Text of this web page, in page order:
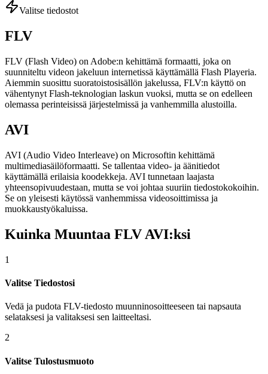
Valitse tiedostot
FLV
FLV (Flash Video) on Adobe:n kehittämä formaatti, joka on
suunniteltu videon jakeluun internetissä käyttämällä Flash Playeria.
Aiemmin suosittu suoratoistosisällön jakelussa, FLV:n käyttö on
vähentynyt Flash-teknologian laskun vuoksi, mutta se on edelleen
olemassa perinteisissä järjestelmissä ja vanhemmilla alustoilla.
AVI
AVI (Audio Video Interleave) on Microsoftin kehittämä
multimediasäilöformaatti. Se tallentaa video- ja äänitiedot
käyttämällä erilaisia koodekkeja. AVI tunnetaan laajasta
yhteensopivuudestaan, mutta se voi johtaa suuriin tiedostokokoihin.
Se on yleisesti käytössä vanhemmissa videosoittimissa ja
muokkaustyökaluissa.
Kuinka Muuntaa FLV AVI:ksi
1
Valitse Tiedostosi
Vedä ja pudota FLV-tiedosto muunninosoitteeseen tai napsauta
selataksesi ja valitaksesi sen laitteeltasi.
2
Valitse Tulostusmuoto